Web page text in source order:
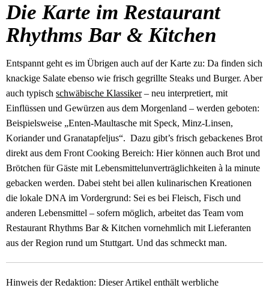
Die Karte im Restaurant
Rhythms Bar & Kitchen
Entspannt geht es im Übrigen auch auf der Karte zu: Da finden sich
knackige Salate ebenso wie frisch gegrillte Steaks und Burger. Aber
auch typisch schwäbische Klassiker– neu interpretiert, mit
Einflüssen und Gewürzen aus dem Morgenland – werden geboten:
Beispielsweise „Enten-Maultasche mit Speck, Minz-Linsen,
Koriander und Granatapfeljus“. Dazu gibt’s frisch gebackenes Brot
direkt aus dem Front Cooking Bereich: Hier können auch Brot und
Brötchen für Gäste mit Lebensmittelunverträglichkeiten à la minute
gebacken werden. Dabei steht bei allen kulinarischen Kreationen
die lokale DNA im Vordergrund: Sei es bei Fleisch, Fisch und
anderen Lebensmittel – sofern möglich, arbeitet das Team vom
Restaurant Rhythms Bar & Kitchen vornehmlich mit Lieferanten
aus der Region rund um Stuttgart. Und das schmeckt man.
Hinweis der Redaktion: Dieser Artikel enthält werbliche